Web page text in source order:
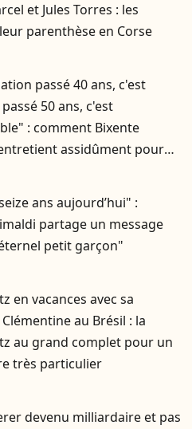
et Jules Torres : les
parenthèse en Corse
passé 40 ans, c'est
50 ans, c'est
: comment Bixente
assidûment pour
à 56 ans ?
ans aujourd’hui" :
partage un message
petit garçon"
en vacances avec sa
au Brésil : la
au grand complet pour un
très particulier
devenu milliardaire et pas